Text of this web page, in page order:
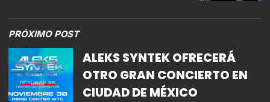
PRÓXIMO POST
ALEKS SYNTEK OFRECERÁ
OTRO GRAN CONCIERTO EN
CIUDAD DE MÉXICO